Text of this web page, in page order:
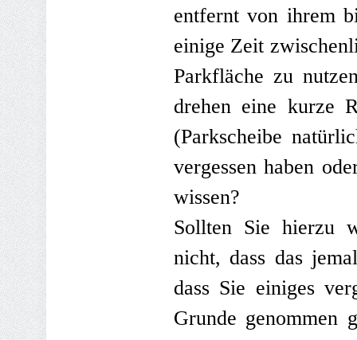
entfernt von ihrem
einige Zeit
Parkfläche zu
drehen eine kurze
(Parkscheibe
vergessen haben
wissen?
Sollten Sie hierzu
nicht, dass das
dass Sie einiges
Grunde genommen